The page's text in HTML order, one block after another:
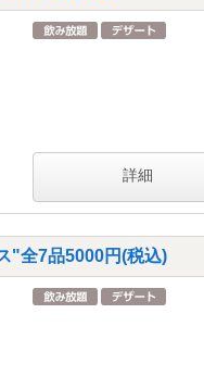
詳細
"全7品5000円(税込)